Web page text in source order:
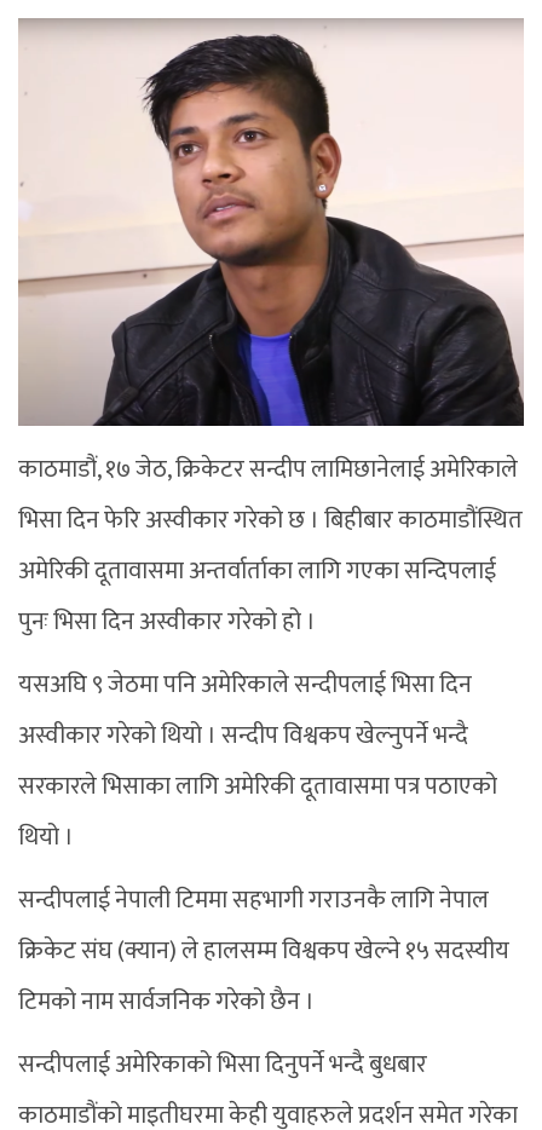
काठमाडौं, १७ जेठ, क्रिकेटर सन्दीप लामिछानेलाई अमेरिकाले
भिसा दिन फेरि अस्वीकार गरेको छ । बिहीबार काठमाडौंस्थित
अमेरिकी दूतावासमा अन्तर्वार्ताका लागि गएका सन्दिपलाई
पुनः भिसा दिन अस्वीकार गरेको हो ।
यसअघि ९ जेठमा पनि अमेरिकाले सन्दीपलाई भिसा दिन
अस्वीकार गरेको थियो । सन्दीप विश्वकप खेल्नुपर्ने भन्दै
सरकारले भिसाका लागि अमेरिकी दूतावासमा पत्र पठाएको
थियो ।
सन्दीपलाई नेपाली टिममा सहभागी गराउनकै लागि नेपाल
क्रिकेट संघ (क्यान) ले हालसम्म विश्वकप खेल्ने १५ सदस्यीय
टिमको नाम सार्वजनिक गरेको छैन ।
सन्दीपलाई अमेरिकाको भिसा दिनुपर्ने भन्दै बुधबार
काठमाडौंको माइतीघरमा केही युवाहरुले प्रदर्शन समेत गरेका